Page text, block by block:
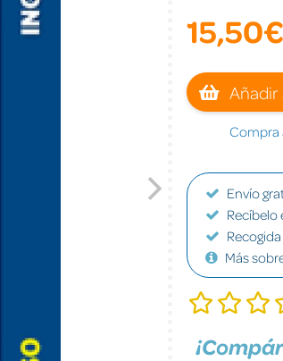
15,50€
Añadir
Compra
Envío
Recíbelo
Más